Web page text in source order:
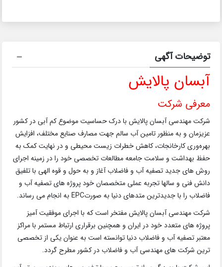
توضیحات آگهی
آبسان پالایش
معرفی شرکت
شرکت مهندسی آبسان پالایش با درک حساسیت موضوع کم آبی در کشور
عزیزمان و به منظور تامین آب سالم جهت مصارف صنایع مختلف، افزایش
بهره‌وری کارخانجات، کاهش خطرات زیست محیطی و در نهایت کمک به
حفظ بهداشت و سلامت جامعه مطالعات تخصصی خود را در زمینه اجرای
روش های جدید تصفیه آب و فاضلاب آغاز و به حول و قوه الهی با تلفیق
دانش فنی و سالها تجربه عملی متخصصان خود پروژه های تصفیه آب و
فاضلاب را با جدیدترین متدهای دنیا به صورتEPC به انجام می رساند.
شرکت مهندسی آبسان پالایش مفتخر است که با اجرای موفقیت آمیز
پروژه های متعدد خود در ایران و همچنین برقراری ارتباط مستمر با مراکز
معتبر تصفیه آب و فاضلاب دنیا توانسته است به عنوان یکی از تخصصی
ترین شرکت های مهندسی آب و فاضلاب در کشور مطرح گردد.